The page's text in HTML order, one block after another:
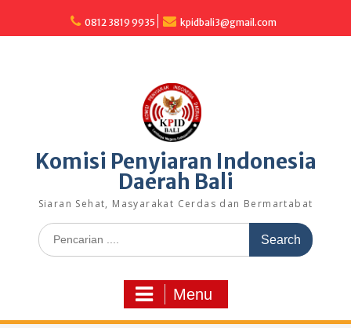
content
0812 3819 9935 kpidbali3@gmail.com
Komisi Penyiaran Indonesia
Daerah Bali
Siaran Sehat, Masyarakat Cerdas dan Bermartabat
Search
for:
Menu